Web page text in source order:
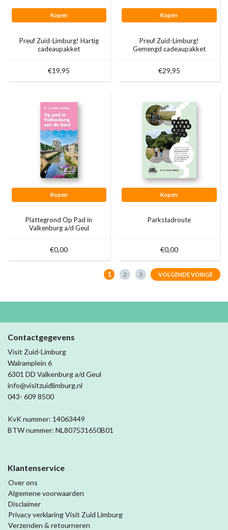
Kopen
Preuf Zuid-Limburg! Hartig
cadeaupakket
€19,95
Kopen
Preuf Zuid-Limburg!
Gemengd cadeaupakket
€29,95
Kopen
Plattegrond Op Pad in
Valkenburg a/d Geul
€0,00
Kopen
Parkstadroute
€0,00
1 2 3 VOLGENDE VORIGE
Contactgegevens
Visit Zuid-Limburg
Walramplein 6
6301 DD Valkenburg a/d Geul
info@visitzuidlimburg.nl
043- 609 8500
KvK nummer: 14063449
BTW nummer: NL807531650B01
Klantenservice
Over ons
Algemene voorwaarden
Disclaimer
Privacy verklaring Visit Zuid Limburg
Verzenden & retourneren